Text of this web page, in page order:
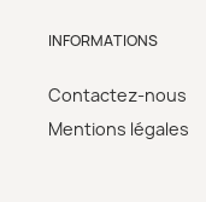
INFORMATIONS
Contactez-nous
Mentions légales